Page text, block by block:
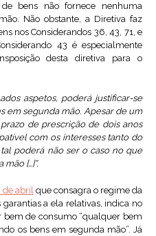
bens não fornece nenhuma
Não obstante, a Diretiva faz
nos Considerandos 36, 43, 71, e
43 é especialmente
desta diretiva para o
aspetos, poderá justificar-se
em segunda mão. Apesar de um
de prescrição de dois anos
com os interesses tanto do
poderá não ser o caso no que
[…]”.
de abrilque consagra o regime da
a ela relativas, indica no
bem de consumo “qualquer bem
os bens em segunda mão”. Já